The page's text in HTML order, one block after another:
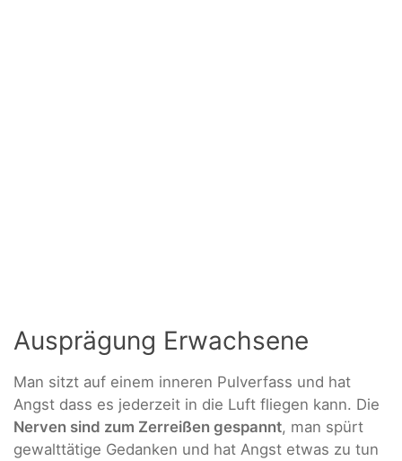
Ausprägung Erwachsene
Man sitzt auf einem inneren Pulverfass und hat
Angst dass es jederzeit in die Luft fliegen kann. Die
Nerven sind zum Zerreißen gespannt, man spürt
gewalttätige Gedanken und hat Angst etwas zu tun